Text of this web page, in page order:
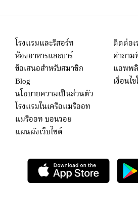
โรงแรมและรีสอร์ท
ห้องอาหารและบาร์
ข้อเสนอสำหรับสมาชิก
Blog
ติดต่อเ
คำถา
แอพพ
เงื่อนไ
นโยบายความเป็นส่วนตัว
โรงแรมในเครือแมริออท
แมริออท บอนวอย
แผนผังเว็บไซต์